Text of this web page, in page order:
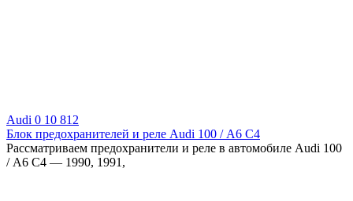
Audi 0 10 812
Блок предохранителей и реле Audi 100 / А6 С4
Рассматриваем предохранители и реле в автомобиле Audi 100
/ А6 С4 — 1990, 1991,